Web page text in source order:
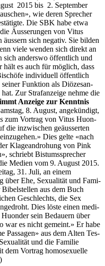
2015 bis 2. Sep­tem­ber
wie deren Sprech­er
Die SBK habe etwa
Äusserun­gen von Vitus
sich neg­a­tiv. Sie bilden
viele wen­den sich direkt an
sich ander­swo öffentlich und
es auch für möglich, dass
indi­vidu­ell öffentlich
Funk­tion als Diöze­san­
Zur Strafanzeige nehme die
Anzeige zur Ken­nt­nis
8. August, angekündigt,
zum Vor­trag von Vitus Huon­
die inzwis­chen geäusserten
Dies gelte «nach
Klage­an­dro­hung von Pink
schriebt Bis­tumssprech­er
Medi­en vom 9. August 2015.
31. Juli, an einem
über Ehe, Sex­u­al­ität und Fam­i­
aus dem Buch
Geschlechts, die Sex
Dies löste einen medi­
sein Bedauern über
war es nicht gemeint.» Er habe
Pas­sagen» aus dem Alten Tes­
und die Fam­i­lie
dem Vor­trag homo­sex­uelle